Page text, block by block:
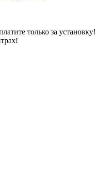
только за установку!